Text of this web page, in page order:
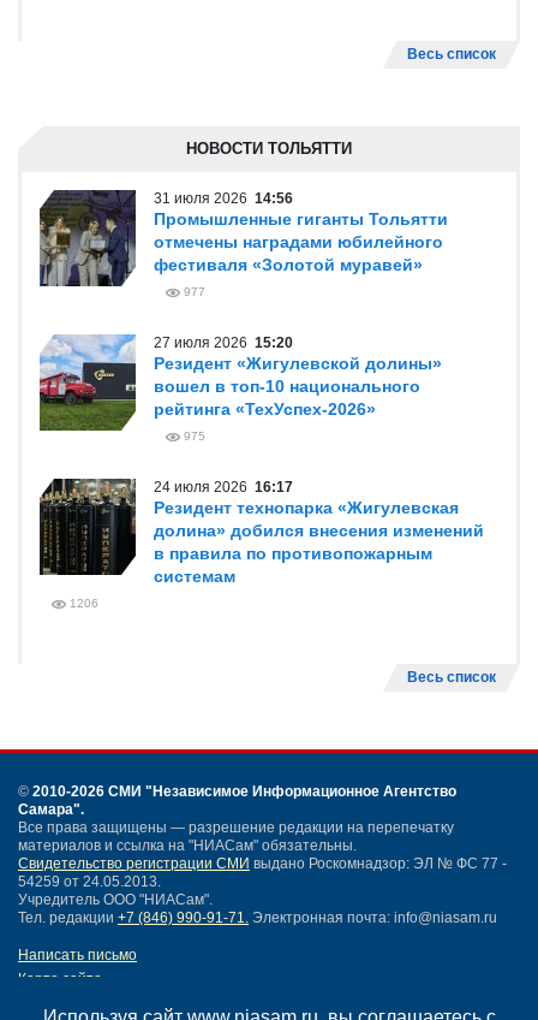
Весь список
НОВОСТИ ТОЛЬЯТТИ
31 июля 2026 14:56
Промышленные гиганты Тольятти
отмечены наградами юбилейного
фестиваля «Золотой муравей»
977
27 июля 2026 15:20
Резидент «Жигулевской долины»
вошел в топ-10 национального
рейтинга «ТехУспех-2026»
975
24 июля 2026 16:17
Резидент технопарка «Жигулевская
долина» добился внесения изменений
в правила по противопожарным
системам
1206
Весь список
© 2010-2026 СМИ "Независимое Информационное Агентство
Самара".
Все права защищены — разрешение редакции на перепечатку
материалов и ссылка на "НИАСам" обязательны.
Свидетельство регистрации СМИ выдано Роскомнадзор: ЭЛ № ФС 77 -
54259 от 24.05.2013.
Учредитель ООО "НИАСам".
Тел. редакции +7 (846) 990-91-71. Электронная почта: info@niasam.ru
Написать письмо
Карта сайта